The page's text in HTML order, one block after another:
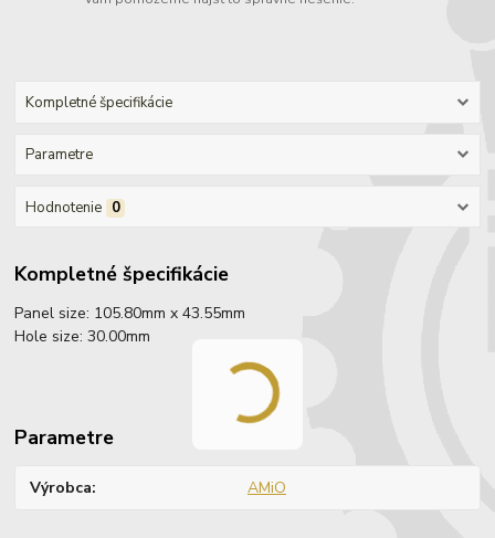
Kompletné špecifikácie
Parametre
Hodnotenie 0
Kompletné špecifikácie
Panel size: 105.80mm x 43.55mm
Hole size: 30.00mm
Parametre
Výrobca AMiO